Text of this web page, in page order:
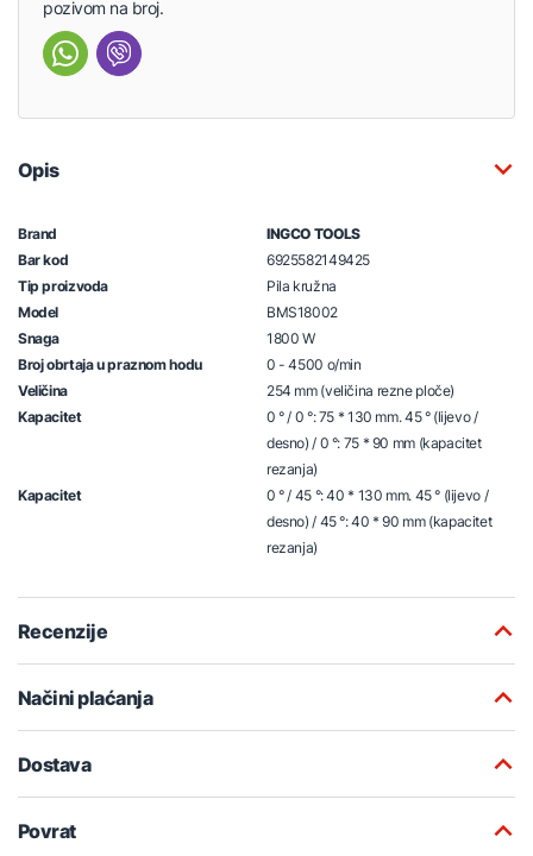
pozivom na broj.
Opis
Brand
INGCO TOOLS
Bar kod
6925582149425
Tip proizvoda
Pila kružna
Model
BMS18002
Snaga
1800 W
Broj obrtaja u praznom hodu
0 - 4500 o/min
Veličina
254 mm (veličina rezne ploče)
Kapacitet
0 ° / 0 °: 75 * 130 mm. 45 ° (lijevo /
desno) / 0 °: 75 * 90 mm (kapacitet
rezanja)
Kapacitet
0 ° / 45 °: 40 * 130 mm. 45 ° (lijevo /
desno) / 45 °: 40 * 90 mm (kapacitet
rezanja)
Recenzije
Načini plaćanja
Dostava
Povrat